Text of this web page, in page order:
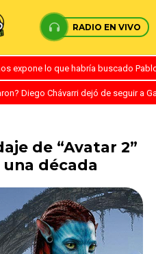
RADIO EN VIVO
expone lo que habría buscado
Diego Chávarri dejó de seguir a
de “Avatar 2”
década